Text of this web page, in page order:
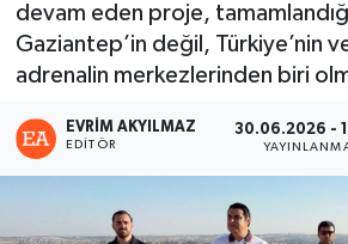
devam eden proje,
Gaziantep’in değil, Türkiye’nin ve
adrenalin merkezlerinden biri
EVRIM AKYILMAZ
EDITÖR
30.06.2026 -